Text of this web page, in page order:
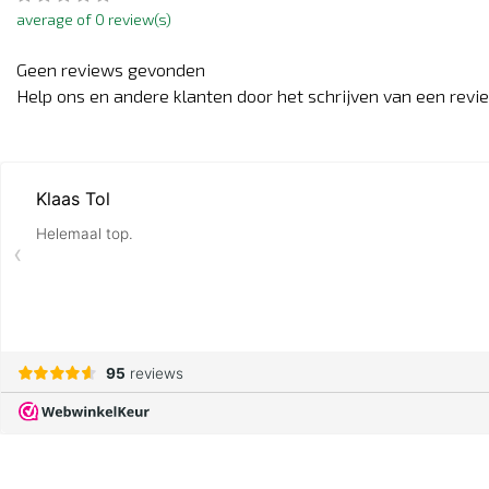
average of 0 review(s)
Geen reviews gevonden
Help ons en andere klanten door het schrijven van een